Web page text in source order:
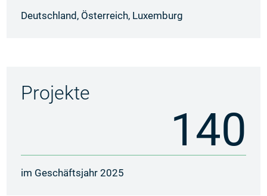
Deutschland, Österreich, Luxemburg
140
Projekte
im Geschäftsjahr 2025